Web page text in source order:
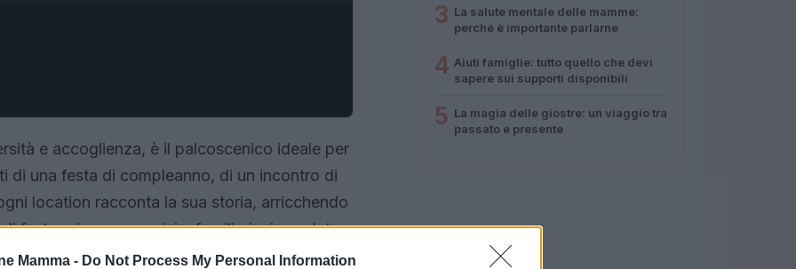
Mamma - Do Not Process My Personal Information
e accoglienza, è il palcoscenico ideale per
di una festa di compleanno, di un incontro di
location racconta la sua storia, arricchendo
festeggiare con amici e familiari, circondato
dove ogni dettaglio è pensato per creare
3 La salute mentale delle mamme:
perché è importante parlarne
4 Aiuti famiglie: tutto quello che devi
sapere sui supporti disponibili
5 La magia delle giostre: un viaggio tra
passato e presente